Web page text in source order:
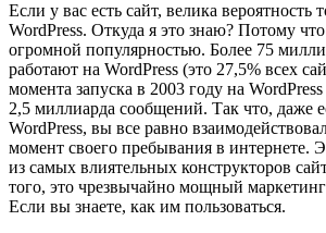
Если у вас есть сайт, велика вероятность
WordPress. Откуда я это знаю? Потому
огромной популярностью. Более 75
работают на WordPress (это 27,5% всех
момента запуска в 2003 году на
2,5 миллиарда сообщений. Так что, даже
WordPress, вы все равно
момент своего пребывания в интернете.
из самых влиятельных конструкторов
того, это чрезвычайно мощный
Если вы знаете, как им пользоваться.